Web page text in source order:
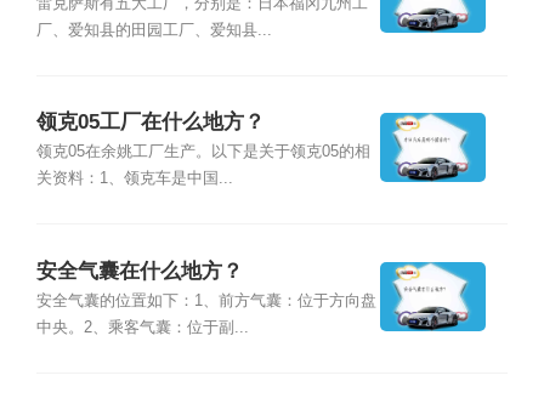
厂、爱知县的田园工厂、爱知县...
领克05工厂在什么地方？
领克05在余姚工厂生产。以下是关于领克05的相
关资料：1、领克车是中国...
安全气囊在什么地方？
安全气囊的位置如下：1、前方气囊：位于方向盘
中央。2、乘客气囊：位于副...